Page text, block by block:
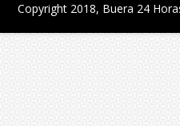
Copyright 2018, Buera 24